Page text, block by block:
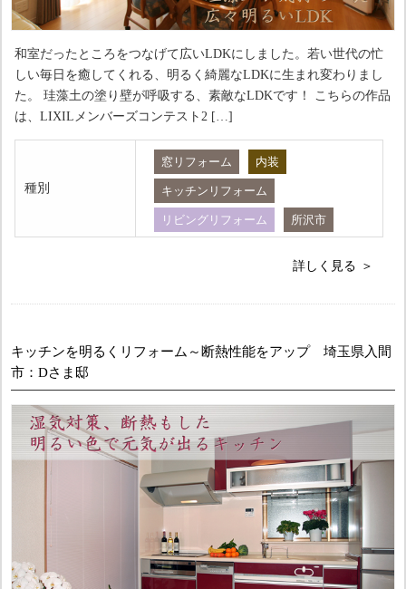
和室だったところをつなげて広いLDKにしました。若い世代の忙
しい毎日を癒してくれる、明るく綺麗なLDKに生まれ変わりまし
た。 珪藻土の塗り壁が呼吸する、素敵なLDKです！ こちらの作品
は、LIXILメンバーズコンテスト2 […]
種別
窓リフォーム 内装
キッチンリフォーム
リビングリフォーム 所沢市
詳しく見る
キッチンを明るくリフォーム～断熱性能をアップ 埼玉県入間
市：Dさま邸